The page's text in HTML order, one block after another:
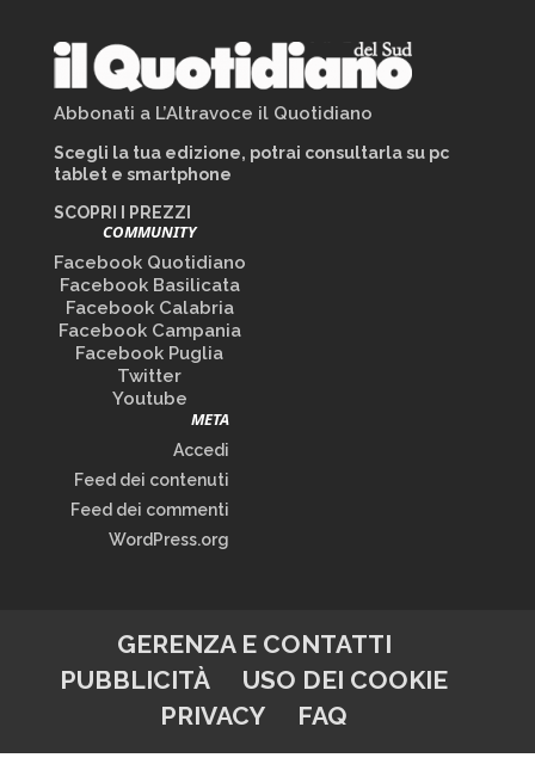
Abbonati a L’Altravoce il Quotidiano
Scegli la tua edizione, potrai consultarla su pc
tablet e smartphone
SCOPRI I PREZZI
COMMUNITY
Facebook Quotidiano
Facebook Basilicata
Facebook Calabria
Facebook Campania
Facebook Puglia
Twitter
Youtube
META
Accedi
Feed dei contenuti
Feed dei commenti
WordPress.org
GERENZA E CONTATTI
PUBBLICITÀ
USO DEI COOKIE
PRIVACY
FAQ